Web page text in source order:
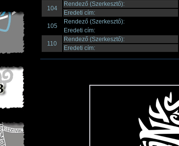
104
Rendező (Szerkesztő):
Eredeti cím:
105
Rendező (Szerkesztő):
Eredeti cím:
110
Rendező (Szerkesztő):
Eredeti cím: